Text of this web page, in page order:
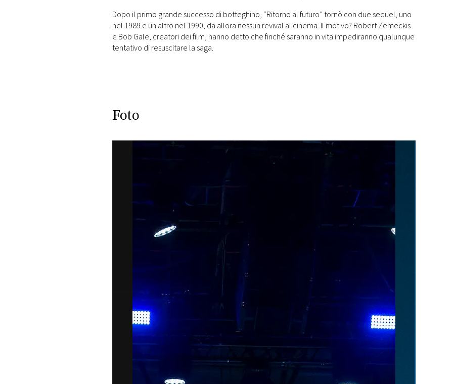
Dopo il primo grande successo di botteghino, “Ritorno al futuro” tornò con due sequel, uno
nel 1989 e un altro nel 1990, da allora nessun revival al cinema. Il motivo? Robert Zemeckis
e Bob Gale, creatori dei film, hanno detto che finché saranno in vita impediranno qualunque
tentativo di resuscitare la saga.
Foto